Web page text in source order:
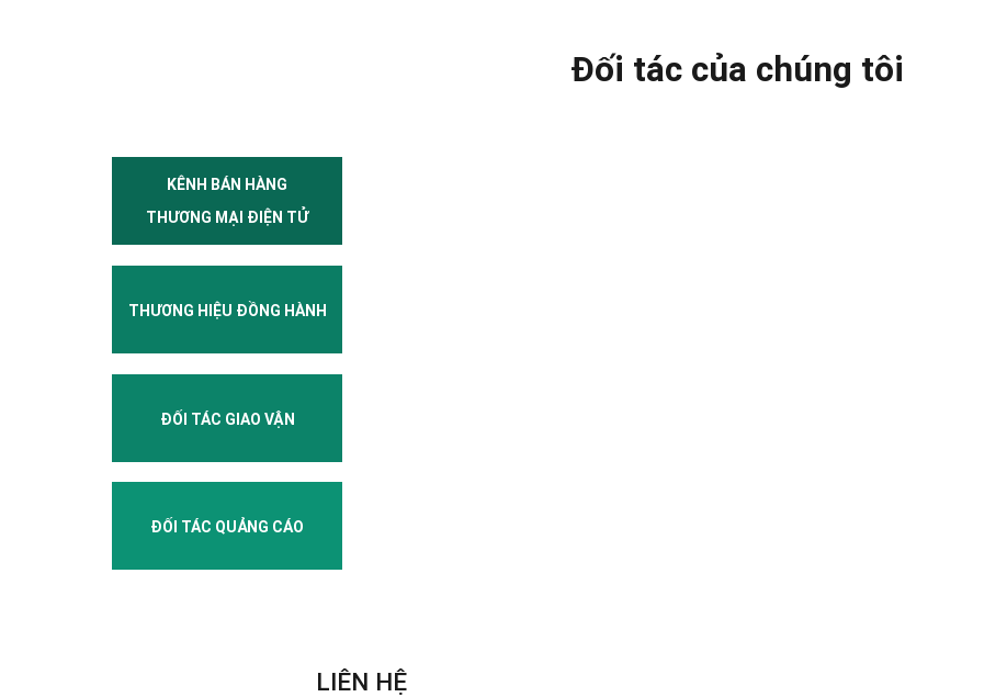
Đối tác của chúng tôi
KÊNH BÁN HÀNG
THƯƠNG MẠI ĐIỆN TỬ
THƯƠNG HIỆU ĐỒNG HÀNH
ĐỐI TÁC GIAO VẬN
ĐỐI TÁC QUẢNG CÁO
LIÊN HỆ